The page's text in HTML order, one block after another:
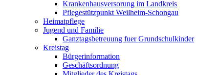
Krankenhausversorung im Landkreis
Pflegestützpunkt Weilheim-Schongau
Heimatpflege
Jugend und Familie
Ganztagsbetreuung fuer Grundschulkinder
Kreistag
Bürgerinformation
Geschäftsordnung